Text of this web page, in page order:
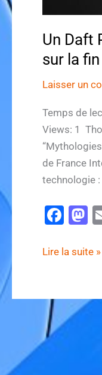
Un Daft
sur la
Laisser un
Temps de
Views: 1
de France
technologie :
F
c
o
o
st
Un
se
confie
à
Lire la suite »